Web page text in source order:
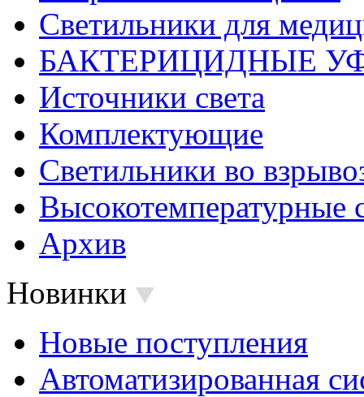
Светильники для
БАКТЕРИЦИДНЫЕ
Источники света
Комплектующие
Светильники во
Высокотемпературные
Архив
Новинки
Новые поступления
Автоматизированная